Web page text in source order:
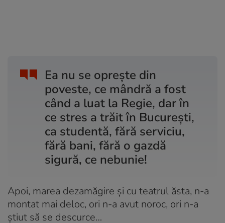
Ea nu se oprește din
poveste, ce mândră a fost
când a luat la Regie, dar în
ce stres a trăit în București,
ca studentă, fără serviciu,
fără bani, fără o gazdă
sigură, ce nebunie!
Apoi, marea dezamăgire și cu teatrul ăsta, n-a
montat mai deloc, ori n-a avut noroc, ori n-a
știut să se descurce…